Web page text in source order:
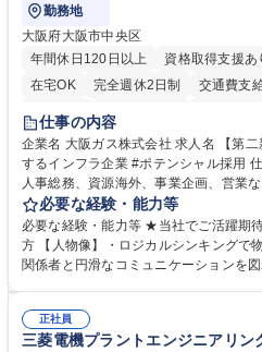
勤務地
大阪府大阪市中央区
年間休日120日以上
資格取得支援あ
在宅OK
完全週休2日制 交通費支
服装自由
第二新卒歓迎
仕事の内容
企業名 大阪ガス株式会社 求人名 【第二新卒】事務系総合職 #関西を代表
するインフラ企業 #ポテンシャル採用 仕事の内容 事務系総合職として、
人事総務、資源海外、事業企画、営業
す。 【業務内容の一例】■所属事業部
務 ■営業部門の企画スタッフ、ルート営業 【キャリアパス】入社後
ポジションで一定期間ご活躍頂いた後
鑑みてジョブローテーションを行いま
表するインフラ企業 #ポテンシャル採用
必要な経験・能力等
必要な経験・能力等 ★当社でご活躍期
方 【人物像】・ロジカルシンキングで
関係者と円滑なコミュニケーションを図れる ■2024年度から
72.html ■エネルギーセキュリティの不
甚大化など、これまで以上に社会課題
正社員
三菱電機プラントエンジニアリン